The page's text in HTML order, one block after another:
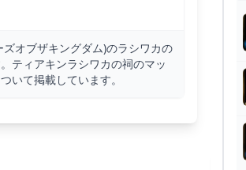
オブザキングダム)のラシワカの
ティアキンラシワカの祠のマッ
いて掲載しています。